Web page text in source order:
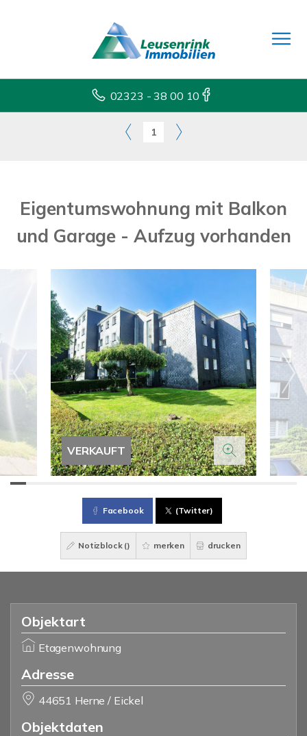
02323 - 38 00 10
1
Eigentumswohnung mit Balkon
und Garage - Aufzug vorhanden
VERKAUFT
Facebook (Twitter)
Notizblock () merken drucken
Objektart
Etagenwohnung
Adresse
44651 Herne / Eickel
Objektdaten